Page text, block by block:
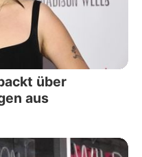
über
aus